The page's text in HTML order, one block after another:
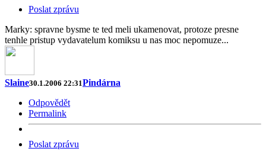
Poslat zprávu
Marky: spravne bysme te ted meli ukamenovat, protoze presne
tenhle pristup vydavatelum komiksu u nas moc nepomuze...
Slaine30.1.2006 22:31Pindárna
Odpovědět
Permalink
Poslat zprávu